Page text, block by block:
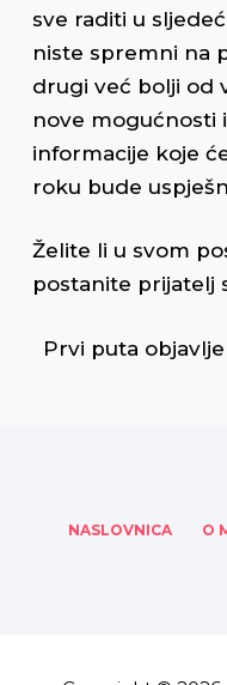
sve raditi u
niste spremni na
drugi već bolji od
nove mogućnosti
informacije koje
roku bude
Želite li u svom
postanite prijatelj
Prvi puta
NASLOVNICA O